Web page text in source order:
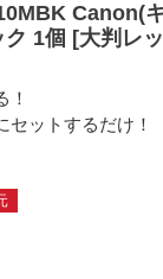
Canon(
1個 [大判レ
！
ットするだけ！